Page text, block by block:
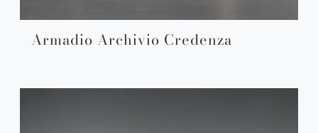
Armadio Archivio Credenza